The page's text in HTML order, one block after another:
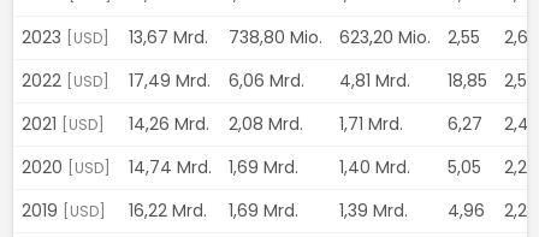
2023
[USD] 13,67 Mrd. 738,80 Mio. 623,20 Mio. 2,55
2022
[USD] 17,49 Mrd. 6,06 Mrd. 4,81 Mrd. 18,85
2021
[USD] 14,26 Mrd. 2,08 Mrd. 1,71 Mrd. 6,27
2020
[USD] 14,74 Mrd. 1,69 Mrd. 1,40 Mrd. 5,05
2019
[USD] 16,22 Mrd. 1,69 Mrd. 1,39 Mrd. 4,96